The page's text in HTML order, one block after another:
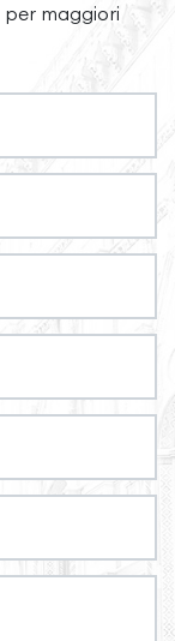
per maggiori